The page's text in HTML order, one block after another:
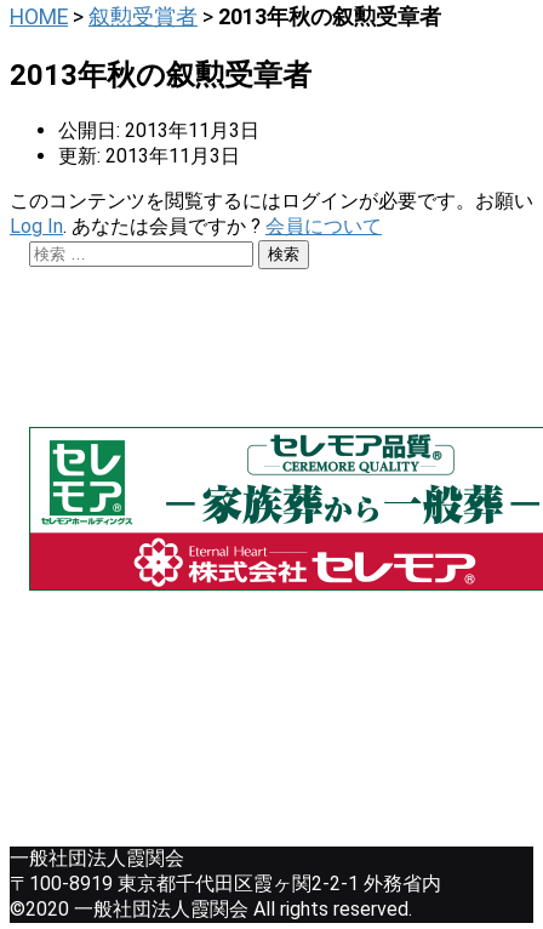
HOME > 叙勲受賞者 > 2013年秋の叙勲受章者
2013年秋の叙勲受章者
公開日: 2013年11月3日
更新: 2013年11月3日
このコンテンツを閲覧するにはログインが必要です。お願い
Log In. あなたは会員ですか ? 会員について
一般社団法人霞関会
〒100-8919 東京都千代田区霞ヶ関2-2-1 外務省内
©2020 一般社団法人霞関会 All rights reserved.